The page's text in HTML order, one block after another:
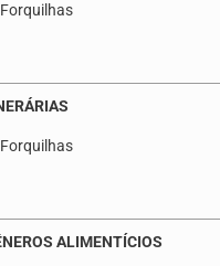
ALIMENTÍCIOS